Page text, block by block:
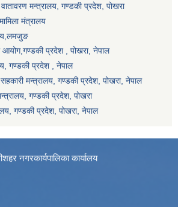
मन्त्रालय, गण्डकी प्रदेश, पोखरा
मंत्रालय
आयोग,गण्डकी प्रदेश , पोखरा, नेपाल
गण्डकी प्रदेश , नेपाल
मन्त्रालय, गण्डकी प्रदेश, पोखरा, नेपाल
गण्डकी प्रदेश, पाेखरा
गण्डकी प्रदेश, पोखरा, नेपाल
नगरकार्यपालिका कार्यालय